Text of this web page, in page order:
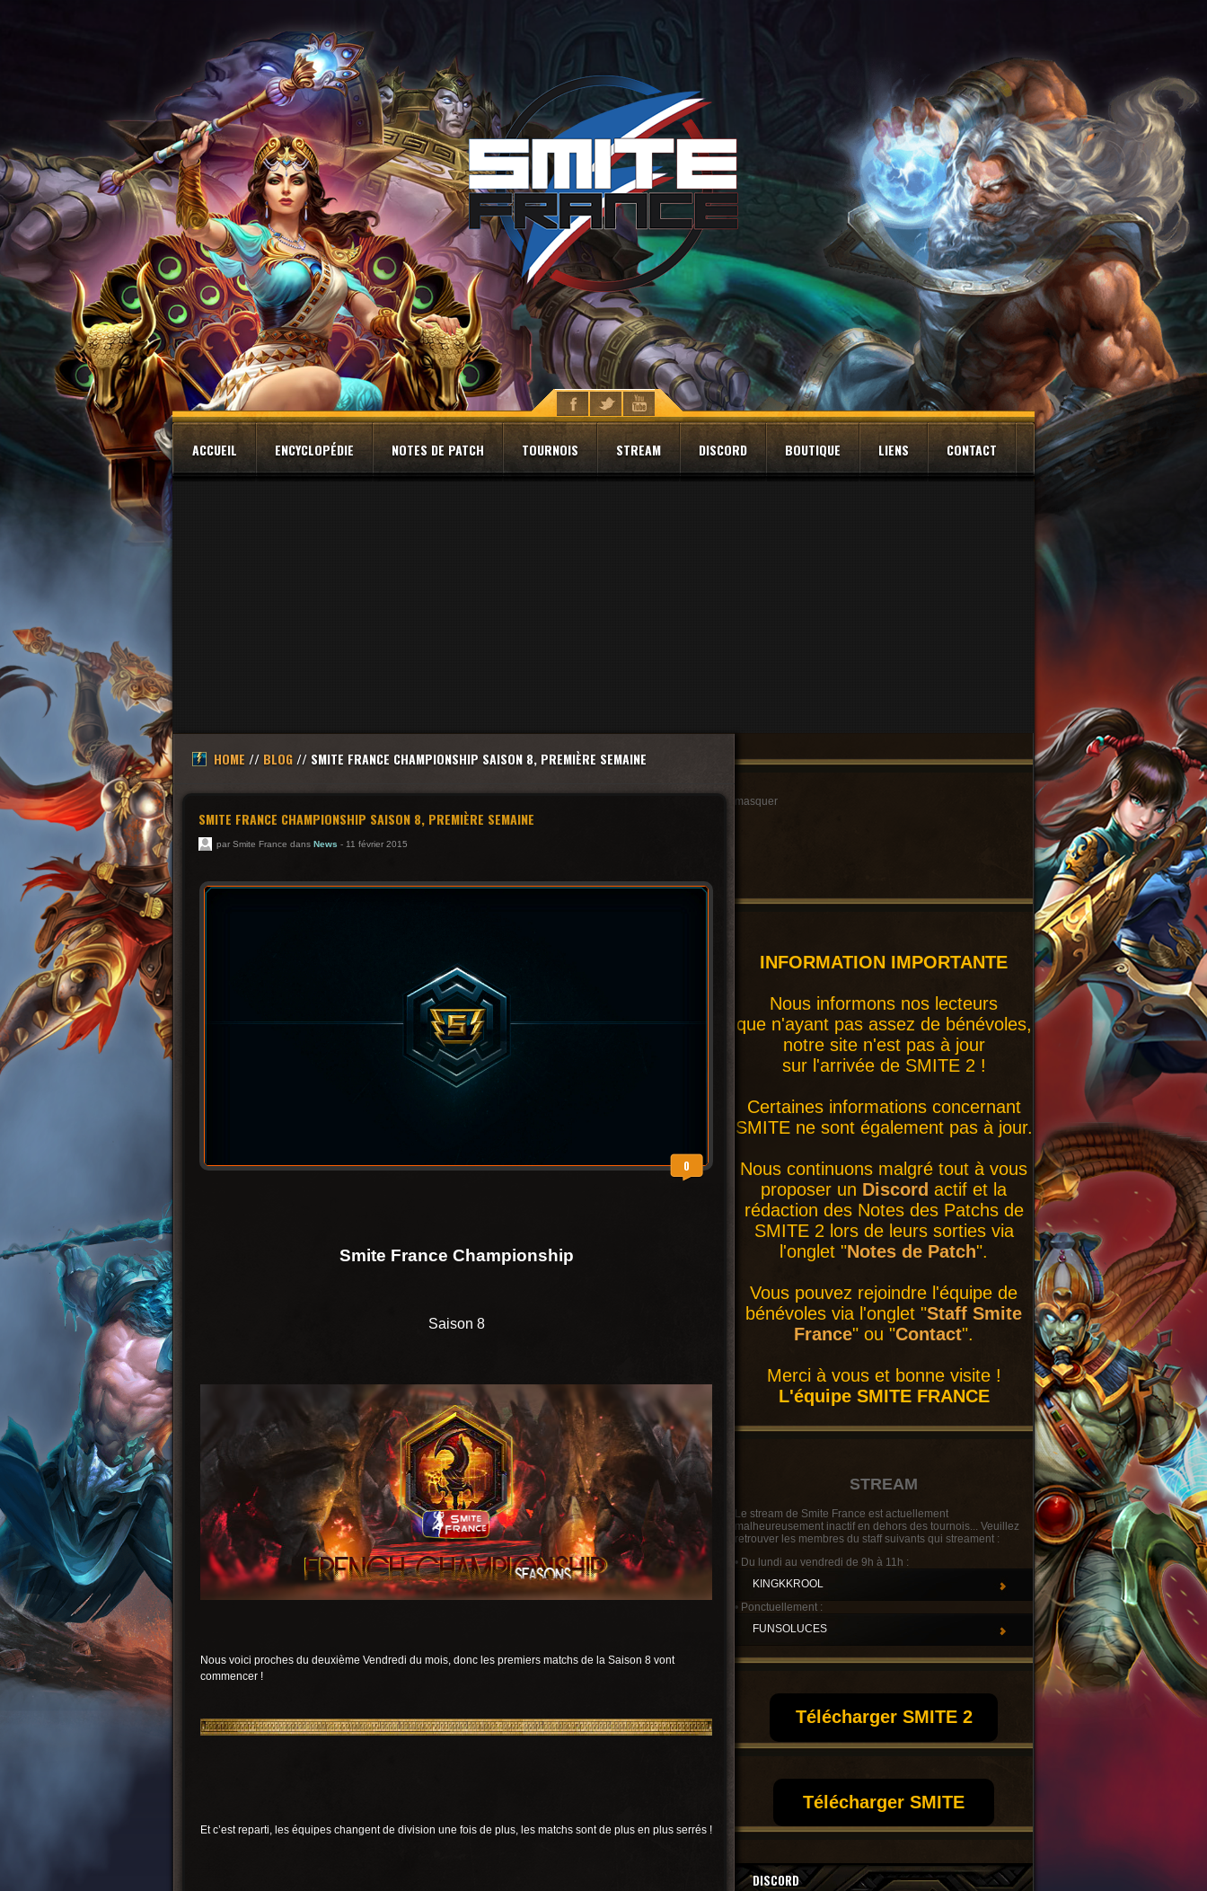
ACCUEIL ENCYCLOPÉDIE NOTES DE PATCH TOURNOIS STREAM DISCORD BOUTIQUE LIENS CONTACT
HOME // BLOG // SMITE FRANCE CHAMPIONSHIP SAISON 8, PREMIÈRE SEMAINE
SMITE FRANCE CHAMPIONSHIP SAISON 8, PREMIÈRE SEMAINE
par Smite France dans News - 11 février 2015
0
Smite France Championship
Saison 8
Nous voici proches du deuxième Vendredi du mois, donc les premiers matchs de la Saison 8 vont
commencer !
Et c’est reparti, les équipes changent de division une fois de plus, les matchs sont de plus en plus serrés !
masquer
INFORMATION IMPORTANTE
Nous informons nos lecteurs
que n'ayant pas assez de bénévoles,
notre site n'est pas à jour
sur l'arrivée de SMITE 2 !
Certaines informations concernant
SMITE ne sont également pas à jour.
Nous continuons malgré tout à vous
proposer un Discord actif et la
rédaction des Notes des Patchs de
SMITE 2 lors de leurs sorties via
l'onglet "Notes de Patch".
Vous pouvez rejoindre l'équipe de
bénévoles via l'onglet "Staff Smite
France" ou "Contact".
Merci à vous et bonne visite !
L'équipe SMITE FRANCE
STREAM
Le stream de Smite France est actuellement
malheureusement inactif en dehors des tournois... Veuillez
retrouver les membres du staff suivants qui streament :
• Du lundi au vendredi de 9h à 11h :
KINGKKROOL
• Ponctuellement :
FUNSOLUCES
Télécharger SMITE 2
Télécharger SMITE
DISCORD